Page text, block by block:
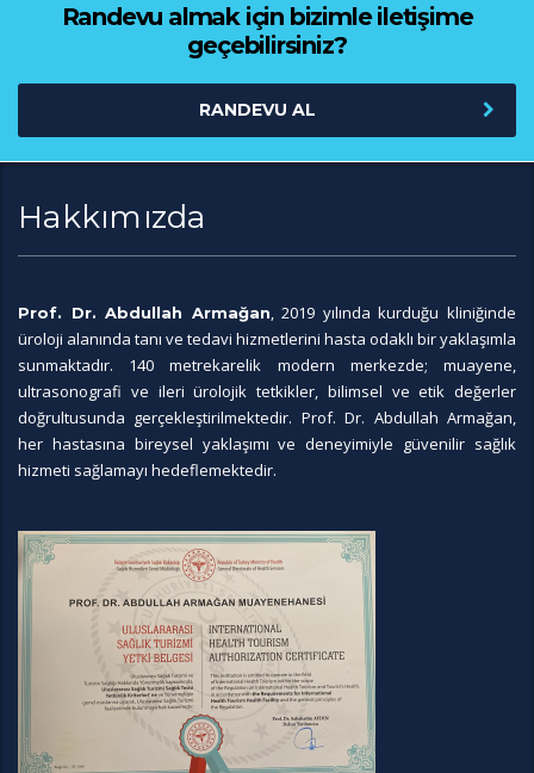
Randevu almak için bizimle iletişime
geçebilirsiniz?
RANDEVU AL
Hakkımızda
Prof. Dr. Abdullah Armağan, 2019 yılında kurduğu kliniğinde
üroloji alanında tanı ve tedavi hizmetlerini hasta odaklı bir yaklaşımla
sunmaktadır. 140 metrekarelik modern merkezde; muayene,
ultrasonografi ve ileri ürolojik tetkikler, bilimsel ve etik değerler
doğrultusunda gerçekleştirilmektedir. Prof. Dr. Abdullah Armağan,
her hastasına bireysel yaklaşımı ve deneyimiyle güvenilir sağlık
hizmeti sağlamayı hedeflemektedir.